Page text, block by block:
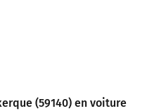
(59140) en voiture